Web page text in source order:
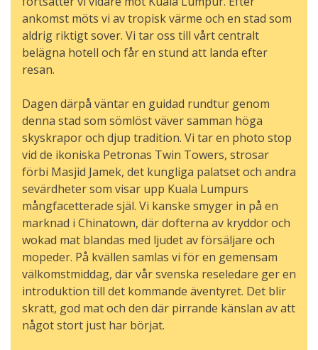
ankomst möts vi av tropisk värme och en stad som
aldrig riktigt sover. Vi tar oss till vårt centralt
belägna hotell och får en stund att landa efter
resan.
Dagen därpå väntar en guidad rundtur genom
denna stad som sömlöst väver samman höga
skyskrapor och djup tradition. Vi tar en photo stop
vid de ikoniska Petronas Twin Towers, strosar
förbi Masjid Jamek, det kungliga palatset och andra
sevärdheter som visar upp Kuala Lumpurs
mångfacetterade själ. Vi kanske smyger in på en
marknad i Chinatown, där dofterna av kryddor och
wokad mat blandas med ljudet av försäljare och
mopeder. På kvällen samlas vi för en gemensam
välkomstmiddag, där vår svenska reseledare ger en
introduktion till det kommande äventyret. Det blir
skratt, god mat och den där pirrande känslan av att
något stort just har börjat.